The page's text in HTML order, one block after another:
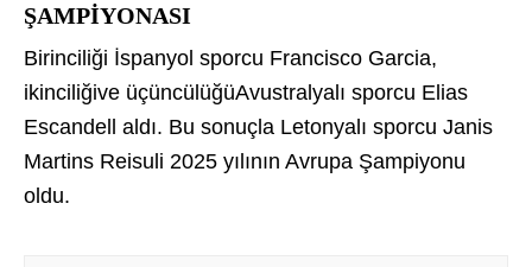
ŞAMPİYONASI
Birinciliği İspanyol sporcu Francisco Garcia,
ikinciliğive üçüncülüğüAvustralyalı sporcu Elias
Escandell aldı. Bu sonuçla Letonyalı sporcu Janis
Martins Reisuli 2025 yılının Avrupa Şampiyonu
oldu.